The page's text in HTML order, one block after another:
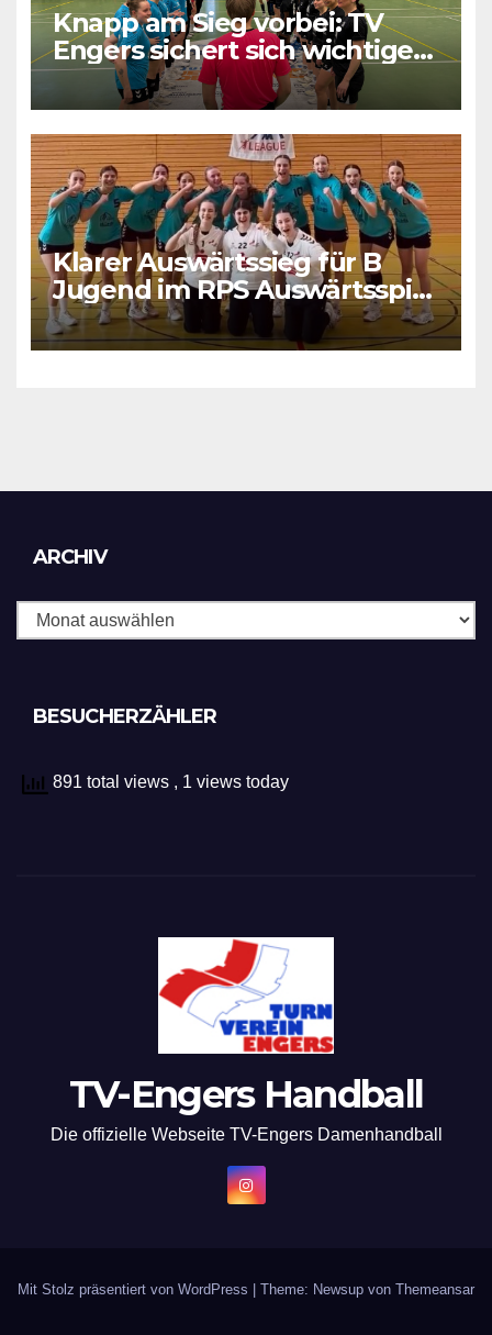
Knapp am Sieg vorbei: TV
Engers sichert sich wichtigen
Punkt
Klarer Auswärtssieg für B
Jugend im RPS Auswärtsspiel
in Luxenburg
ARCHIV
BESUCHERZÄHLER
891 total views , 1 views today
TV-Engers Handball
Die offizielle Webseite TV-Engers Damenhandball
Mit Stolz präsentiert von WordPress Theme: Newsup von Themeansar